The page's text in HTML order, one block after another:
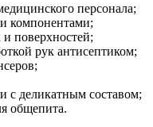
персонала;
компонентами;
и поверхностей;
рук антисептиком;
с деликатным составом;
общепита.